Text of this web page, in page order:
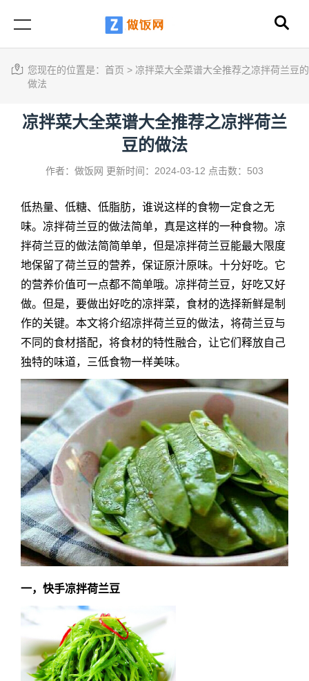
您现在的位置是： 首页 > 凉拌菜大全菜谱大全推荐之凉拌荷兰豆的
做法
凉拌菜大全菜谱大全推荐之凉拌荷兰
豆的做法
作者：做饭网 更新时间：2024-03-12 点击数：503
低热量、低糖、低脂肪，谁说这样的食物一定食之无
味。凉拌荷兰豆的做法简单，真是这样的一种食物。凉
拌荷兰豆的做法简简单单，但是凉拌荷兰豆能最大限度
地保留了荷兰豆的营养，保证原汁原味。十分好吃。它
的营养价值可一点都不简单哦。凉拌荷兰豆，好吃又好
做。但是，要做出好吃的凉拌菜，食材的选择新鲜是制
作的关键。本文将介绍凉拌荷兰豆的做法，将荷兰豆与
不同的食材搭配，将食材的特性融合，让它们释放自己
独特的味道，三低食物一样美味。
一，快手凉拌荷兰豆